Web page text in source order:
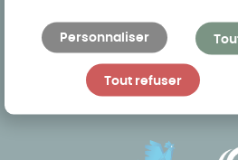
AKENA, la référence
l’aménagement outdoor :
Tout refuser
Personnaliser